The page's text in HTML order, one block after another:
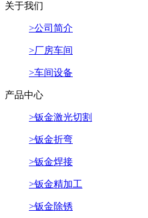
关于我们
>公司简介
>厂房车间
>车间设备
产品中心
>钣金激光切割
>钣金折弯
>钣金焊接
>钣金精加工
>钣金除锈